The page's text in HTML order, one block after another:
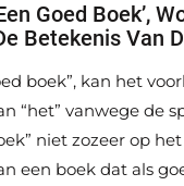
Goed Boek’,
Betekenis Van
boek”, kan het
“het” vanwege de
niet zozeer op
een boek dat als